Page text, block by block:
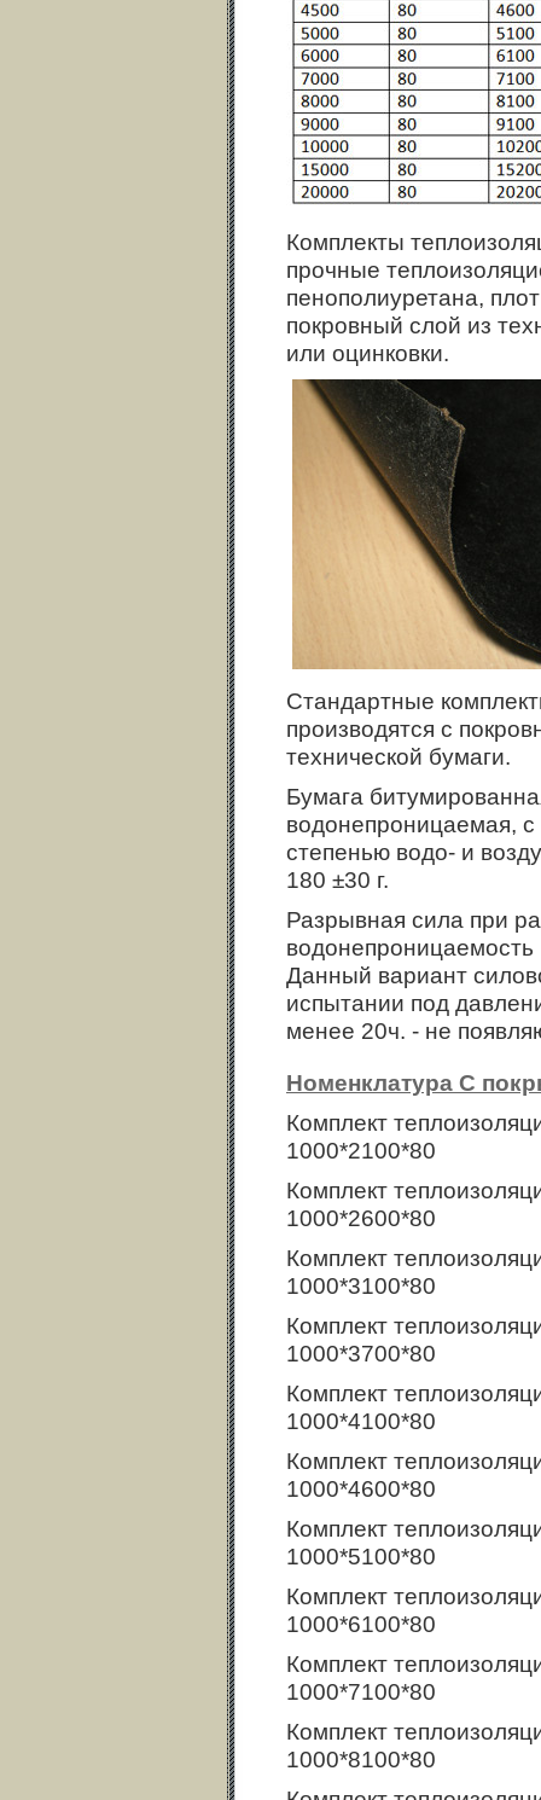
Комплекты
прочные
пенополиуретана,
покровный слой из
или оцинковки.
Стандартные
производятся с
технической бумаги.
Бумага
водонепроницаемая,
степенью водо- и
180 ±30 г.
Разрывная сила при
Данный вариант
испытании под
менее 20ч. - не
Номенклатура С
Комплект
1000*2100*80
Комплект
1000*2600*80
Комплект
1000*3100*80
Комплект
1000*3700*80
Комплект
1000*4100*80
Комплект
1000*4600*80
Комплект
1000*5100*80
Комплект
1000*6100*80
Комплект
1000*7100*80
Комплект
1000*8100*80